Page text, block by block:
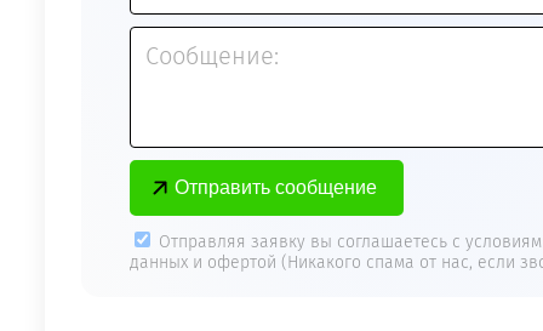
Сообщение:
Отправляя заявку вы соглашаетесь с
данных и офертой (Никакого спама от нас, если